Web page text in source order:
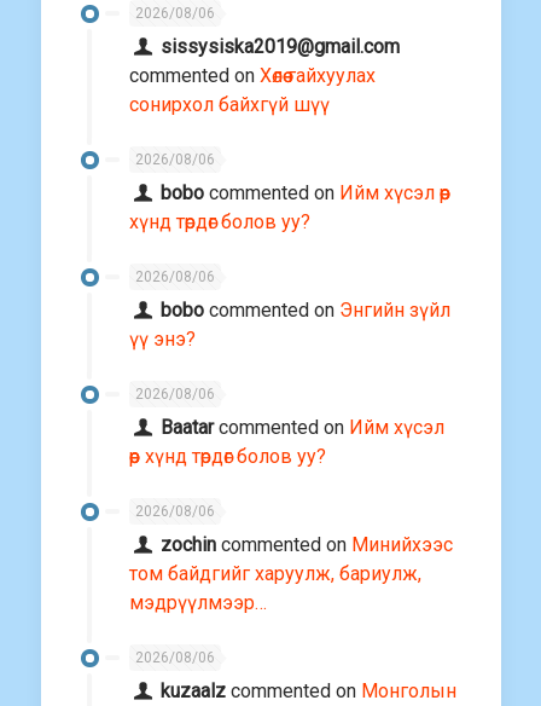
2026/08/06
sissysiska2019@gmail.com
commented on Хөлөө гайхуулах
сонирхол байхгүй шүү
2026/08/06
bobo commented on Ийм хүсэл өөр
хүнд төрдөг болов уу?
2026/08/06
bobo commented on Энгийн зүйл
үү энэ?
2026/08/06
Baatarcommented on Ийм хүсэл
өөр хүнд төрдөг болов уу?
2026/08/06
zochin commented on Минийхээс
том байдгийг харуулж, бариулж,
мэдрүүлмээр…
2026/08/06
kuzaalz commented on Монголын